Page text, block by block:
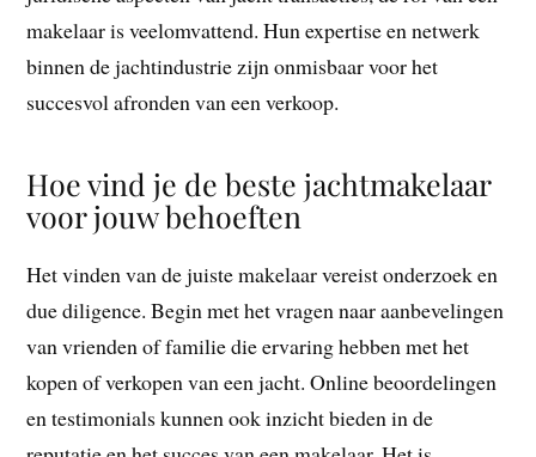
makelaar is veelomvattend. Hun expertise en netwerk
binnen de jachtindustrie zijn onmisbaar voor het
succesvol afronden van een verkoop.
Hoe vind je de beste jachtmakelaar
voor jouw behoeften
Het vinden van de juiste makelaar vereist onderzoek en
due diligence. Begin met het vragen naar aanbevelingen
van vrienden of familie die ervaring hebben met het
kopen of verkopen van een jacht. Online beoordelingen
en testimonials kunnen ook inzicht bieden in de